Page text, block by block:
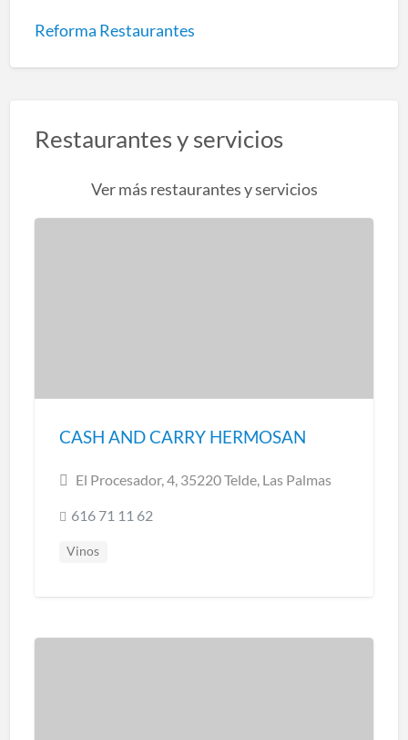
Reforma Restaurantes
Restaurantes y servicios
Ver más restaurantes y servicios
CASH AND CARRY HERMOSAN
El Procesador, 4, 35220 Telde, Las Palmas
616 71 11 62
Vinos